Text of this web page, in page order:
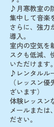
♪月寒教室の
集中して音楽
さらに、強力
導入。
室内の空気を
スクも低減、
いただけます。
♪レンタルル
（レッスン
ざいます）
体験レッスン
メールまたは
ださい。